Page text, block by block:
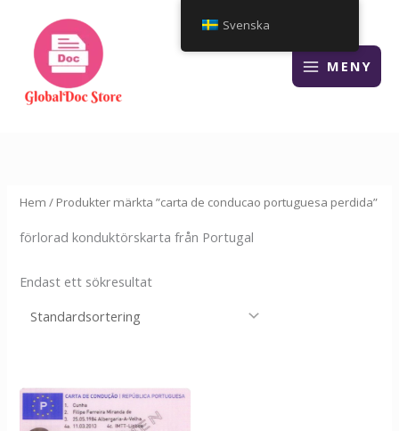
innehåll
MENY
Hem / Produkter märkta ”carta de conducao portuguesa perdida”
förlorad konduktörskarta från Portugal
Endast ett sökresultat
Svenska